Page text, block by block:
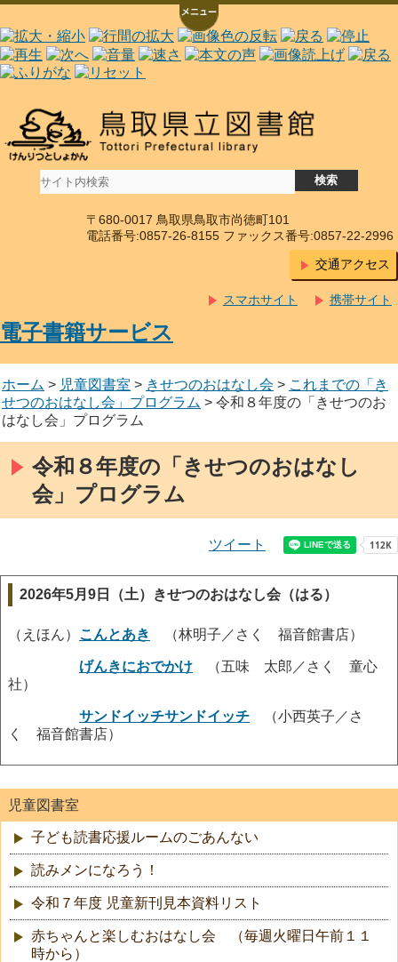
〒680-0017 鳥取県鳥取市尚徳町101
電話番号:0857-26-8155 ファックス番号:0857-22-2996
交通アクセス
携帯サイト
スマホサイト
電子書籍サービス
ホーム > 児童図書室 > きせつのおはなし会 > これまでの「き
せつのおはなし会」プログラム > 令和８年度の「きせつのお
はなし会」プログラム
令和８年度の「きせつのおはなし
会」プログラム
ツイート
2026年5月9日（土）きせつのおはなし会（はる）
（えほん） こんとあき （林明子／さく 福音館書店）
げんきにおでかけ （五味 太郎／さく 童心
社）
サンドイッチサンドイッチ （小西英子／さ
く 福音館書店）
児童図書室
子ども読書応援ルームのごあんない
読みメンになろう！
令和７年度 児童新刊見本資料リスト
赤ちゃんと楽しむおはなし会 （毎週火曜日午前１１
時から）